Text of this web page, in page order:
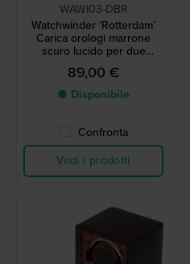
WAWI03-DBR
Watchwinder ‘Rotterdam’
Carica orologi marrone
scuro lucido per due
orologi
89,00 €
● Disponibile
Confronta
Vedi i prodotti